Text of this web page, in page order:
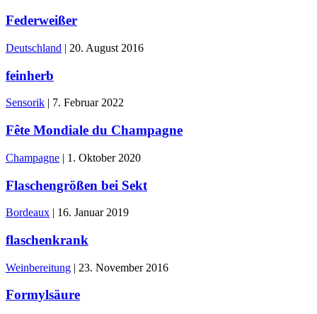
Federweißer
Deutschland | 20. August 2016
feinherb
Sensorik | 7. Februar 2022
Fête Mondiale du Champagne
Champagne | 1. Oktober 2020
Flaschengrößen bei Sekt
Bordeaux | 16. Januar 2019
flaschenkrank
Weinbereitung | 23. November 2016
Formylsäure